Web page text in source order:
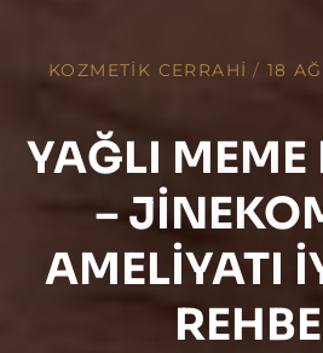
KOZMETIK CERRAHI / 18
YAĞLI MEME
–
AMELIYATI